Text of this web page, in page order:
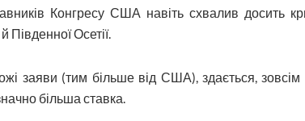
Конгресу США навіть схвалив досить
й Південної Осетії.
заяви (тим більше від США), здається,
більша ставка.